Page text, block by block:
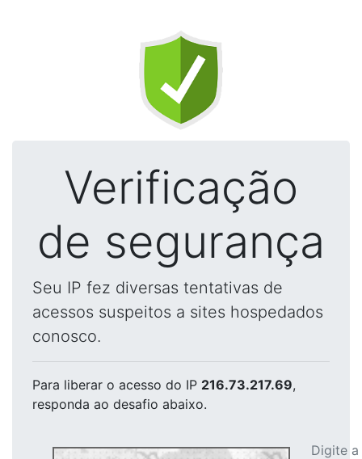
Verificação
de segurança
Seu IP fez diversas tentativas de
acessos suspeitos a sites hospedados
conosco.
Para liberar o acesso do IP 216.73.217.69,
responda ao desafio abaixo.
Digite